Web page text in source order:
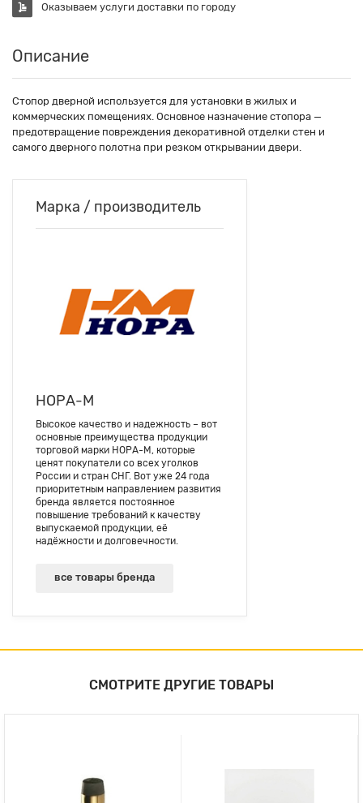
Оказываем услуги доставки по городу
Описание
Стопор дверной используется для установки в жилых и
коммерческих помещениях. Основное назначение стопора —
предотвращение повреждения декоративной отделки стен и
самого дверного полотна при резком открывании двери.
Марка / производитель
НОРА-М
Высокое качество и надежность – вот
основные преимущества продукции
торговой марки НОРА-М, которые
ценят покупатели со всех уголков
России и стран СНГ. Вот уже 24 года
приоритетным направлением развития
бренда является постоянное
повышение требований к качеству
выпускаемой продукции, её
надёжности и долговечности.
все товары бренда
СМОТРИТЕ ДРУГИЕ ТОВАРЫ